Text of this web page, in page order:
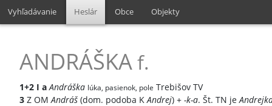
Vyhľadávanie Heslár Obce Objekty
ANDRÁŠKAf.
1+2 I a Andráška lúka, pasienok, pole Trebišov TV
3 Z OMAndráš (dom. podoba KAndrej) + -k-a. Št. TN je